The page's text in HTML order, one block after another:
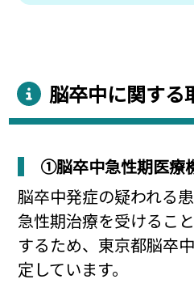
脳卒中に関する
①脳卒中急性期医療
脳卒中発症の疑われる
急性期治療を受けるこ
するため、東京都脳卒
定しています。